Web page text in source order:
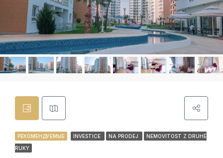
РЕКОМЕНДУЕМЫЕ INVESTICE NA PRODEJ
NEMOVITOST Z DRUHÉ
RUKY